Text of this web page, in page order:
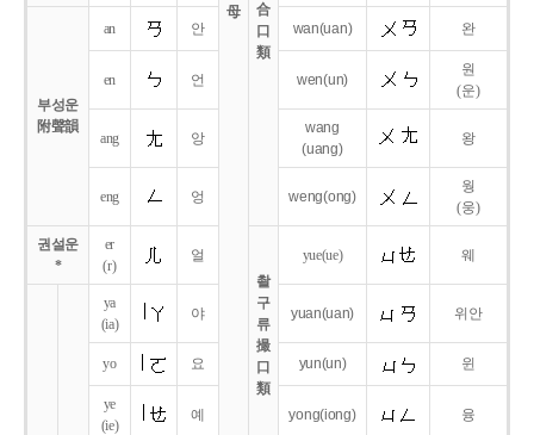
母
合
口
類
부성운
附聲韻
an 안 wan(uan) 완
en 언 wen(un)
원
(운)
ang 앙
wang
(uang)
왕
eng 엉 weng(ong)
웡
(웅)
권설운
*
er
(r)
얼
촬
구
류
撮
口
類
yue(ue) 웨
ya
(ia)
야 yuan(uan) 위안
yo 요 yun(un) 윈
ye
(ie)
예 yong(iong) 융